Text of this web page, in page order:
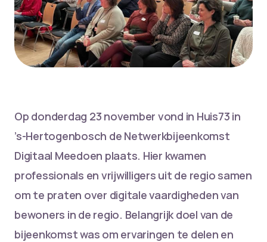
Op donderdag 23 november vond in Huis73 in
’s-Hertogenbosch de Netwerkbijeenkomst
Digitaal Meedoen plaats. Hier kwamen
professionals en vrijwilligers uit de regio samen
om te praten over digitale vaardigheden van
bewoners in de regio. Belangrijk doel van de
bijeenkomst was om ervaringen te delen en